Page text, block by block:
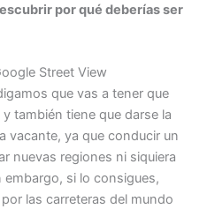
por qué deberías ser
Street View
que vas a tener que
también tiene que darse la
vacante, ya que conducir un
nuevas regiones ni siquiera
embargo, si lo consigues,
las carreteras del mundo